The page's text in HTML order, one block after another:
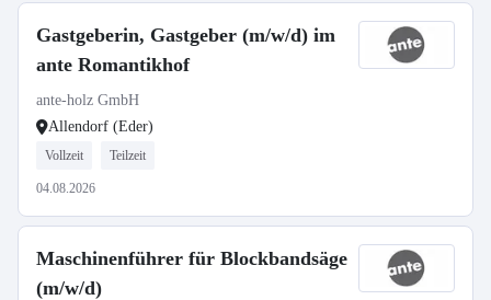
Gastgeberin, Gastgeber (m/w/d) im
ante Romantikhof
ante-holz GmbH
Allendorf (Eder)
Vollzeit Teilzeit
04.08.2026
Maschinenführer für Blockbandsäge
(m/w/d)